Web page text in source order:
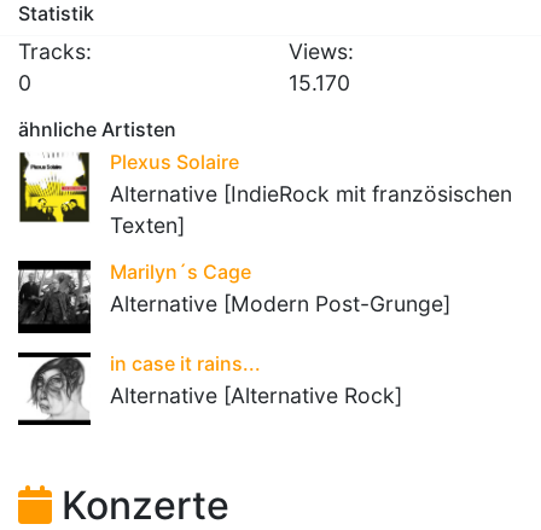
Statistik
Tracks:
0
Views:
15.170
ähnliche Artisten
Plexus Solaire
Alternative [IndieRock mit französischen
Texten]
Marilyn´s Cage
Alternative [Modern Post-Grunge]
in case it rains...
Alternative [Alternative Rock]
Konzerte